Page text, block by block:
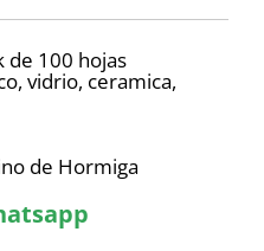
de 100 hojas
vidrio, ceramica,
de Hormiga